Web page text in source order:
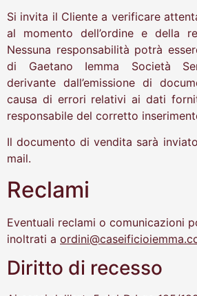
Si invita il Cliente a verificare
al momento dell’ordine e della
Nessuna responsabilità potrà
di Gaetano Iemma Società
derivante dall’emissione di
causa di errori relativi ai dati
responsabile del corretto
Il documento di vendita sarà
mail.
Reclami
Eventuali reclami o comunicazioni
inoltrati a
Diritto di recesso